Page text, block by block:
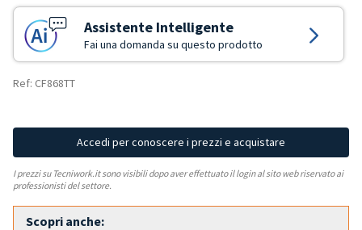
Assistente Intelligente
Fai una domanda su questo prodotto
Ref: CF868TT
Accedi per conoscere i prezzi e acquistare
I prezzi su Tecniwork.it sono visibili dopo aver effettuato il login al sito web riservato ai
professionisti del settore.
Scopri anche: